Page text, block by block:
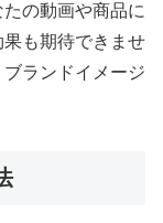
の動画や商品に
も期待できませ
ランドイメージ